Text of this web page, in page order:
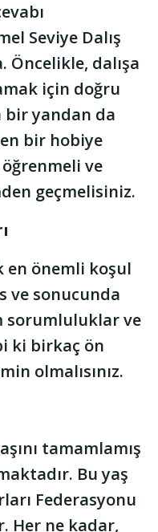
Seviye Dalış
Öncelikle, dalışa
için doğru
bir yandan da
bir hobiye
ve
geçmelisiniz.
en önemli koşul
ve sonucunda
sorumluluklar ve
ki birkaç ön
olmalısınız.
tamamlamış
Bu yaş
Federasyonu
Her ne kadar,